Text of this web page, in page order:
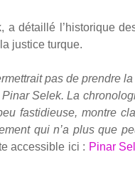
a détaillé l’historique
jus­tice turque.
pas de prendre
Pinar Selek. La
fas­ti­dieuse, montre
qui n’a plus que
acces­sible ici : Pinar